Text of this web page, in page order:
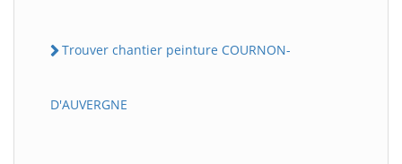
Trouver chantier peinture COURNON-
D'AUVERGNE